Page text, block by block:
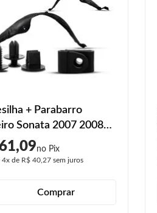
+ Parabarro
Sonata 2007 2008
2011 Preto
4xde R$ 40,27sem juros
Comprar